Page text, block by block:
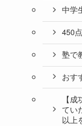
中学
450
塾で
おす
【
てい
以上